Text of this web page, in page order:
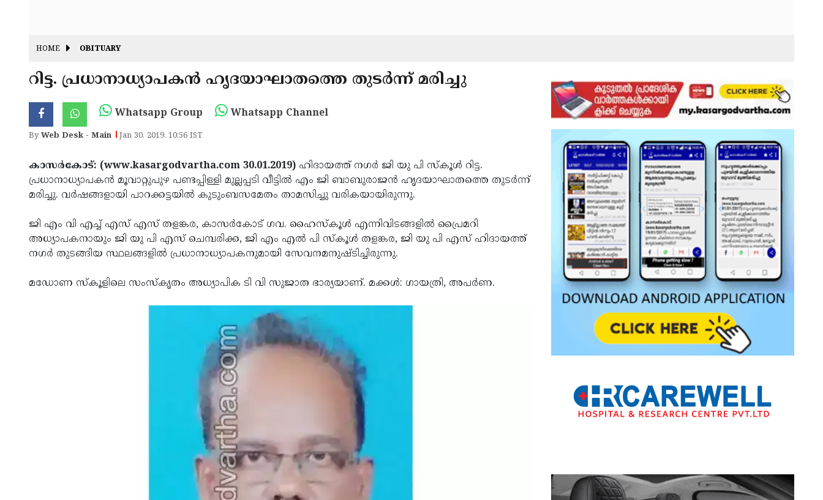
HOME OBITUARY
റിട്ട. പ്രധാനാധ്യാപകന്‍ ഹൃദയാഘാതത്തെ തുടര്‍ന്ന് മരിച്ചു
Whatsapp Group Whatsapp Channel
ByWeb Desk - Main Jan 30, 2019, 10:56 IST
കാസര്‍കോട്: (www.kasargodvartha.com 30.01.2019) ഹിദായത്ത് നഗര്‍ ജി യു പി സ്‌കൂള്‍ റിട്ട.
പ്രധാനാധ്യാപകന്‍ മൂവാറ്റുപുഴ പണ്ടപ്പിള്ളി മുല്ലപ്പടി വീട്ടില്‍ എം ജി ബാബുരാജന്‍ ഹൃദയാഘാതത്തെ തുടര്‍ന്ന്
മരിച്ചു. വര്‍ഷങ്ങളായി പാറക്കട്ടയില്‍ കുടുംബസമേതം താമസിച്ചു വരികയായിരുന്നു.
ജി എം വി എച്ച് എസ് എസ് തളങ്കര, കാസര്‍കോട് ഗവ. ഹൈസ്‌കൂള്‍ എന്നിവിടങ്ങളില്‍ പ്രൈമറി
അധ്യാപകനായും ജി യു പി എസ് ചെമ്പരിക്ക, ജി എം എല്‍ പി സ്‌കൂള്‍ തളങ്കര, ജി യു പി എസ് ഹിദായത്ത്
നഗര്‍ തുടങ്ങിയ സ്ഥലങ്ങളില്‍ പ്രധാനാധ്യാപകനുമായി സേവനമനുഷ്ടിച്ചിരുന്നു.
മഡോണ സ്‌കൂളിലെ സംസ്‌കൃതം അധ്യാപിക ടി വി സുജാത ഭാര്യയാണ്. മക്കള്‍: ഗായത്രി, അപര്‍ണ.